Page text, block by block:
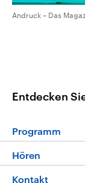
Andruck – Das
Entdecken
Programm
Programm
Hören
Livestream
Kontakt